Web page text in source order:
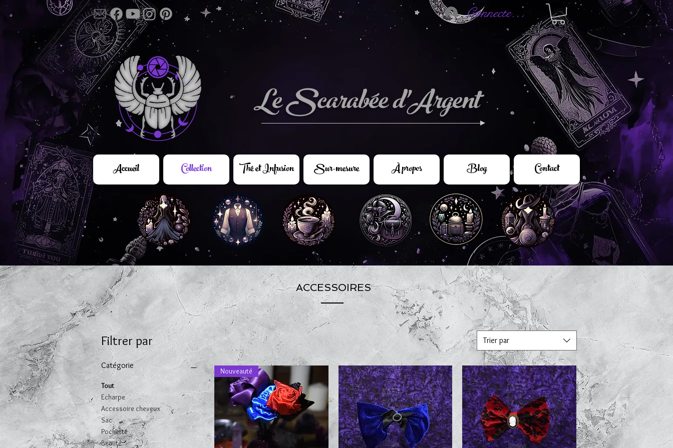
Connectez-vous
Le Scarabée d'Argent
Accueil Collection Thé et Infusion Sur-mesure À propos Blog Contact
ACCESSOIRES
Filtrer par
Catégorie
Tout
Echarpe
Accessoire cheveux
Sac
Pochette
Beauté
Trier par
Nouveauté